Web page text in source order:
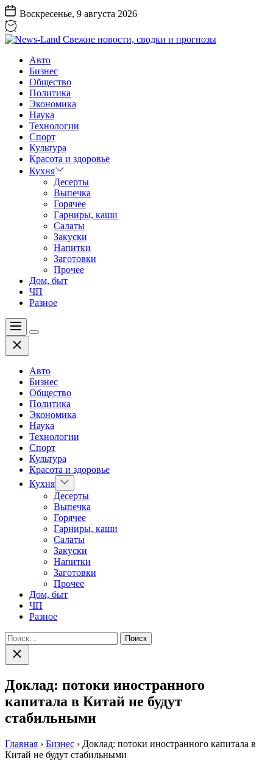
Перейти
к
содержанию
Воскресенье, 9 августа 2026
Land
Свежие
новости,
сводки
прогнозы
Авто
Бизнес
Общество
Политика
Экономика
Наука
Технологии
Спорт
Культура
Красота и здоровье
Кухня
Десерты
Выпечка
Горячее
Гарниры, каши
Салаты
Закуски
Напитки
Заготовки
Прочее
Дом, быт
ЧП
Разное
Меню
Цвет
Закрыть
Авто
Бизнес
Общество
Политика
Экономика
Наука
Технологии
Спорт
Культура
Красота и здоровье
Кухня Показать
подменю
Десерты
Выпечка
Горячее
Гарниры, каши
Салаты
Закуски
Напитки
Заготовки
Прочее
Дом, быт
ЧП
Разное
Найти:
Закрыть
поиск
Доклад: потоки иностранного
капитала в Китай не будут
стабильными
Главная › Бизнес › Доклад: потоки иностранного капитала в
Китай не будут стабильными